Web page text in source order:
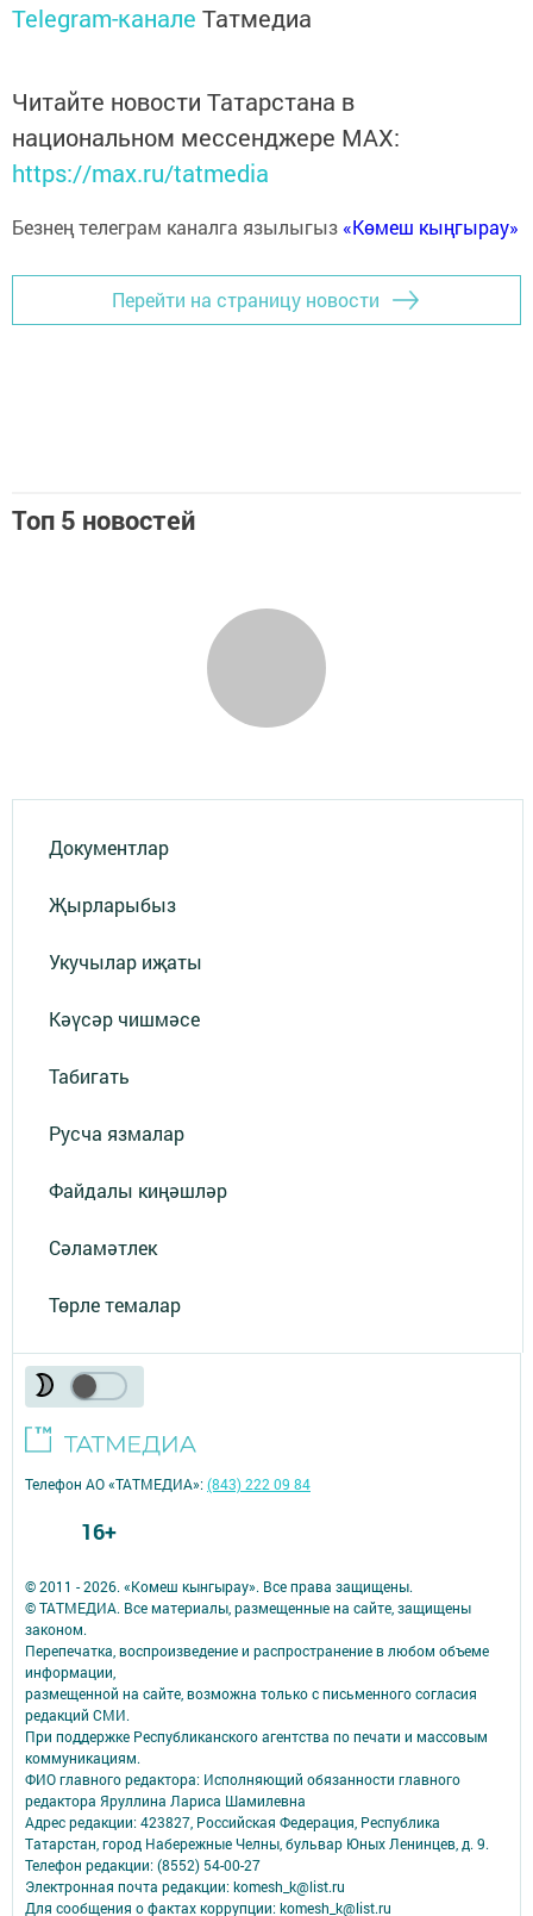
Telegram-канале Татмедиа
Читайте новости Татарстана в
национальном мессенджере MАХ:
https://max.ru/tatmedia
Безнең телеграм каналга язылыгыз «Көмеш кыңгырау»
Перейти на страницу новости
Топ 5 новостей
Документлар
Җырларыбыз
Укучылар иҗаты
Кәүсәр чишмәсе
Табигать
Русча язмалар
Файдалы киңәшләр
Сәламәтлек
Төрле темалар
© 2011 - 2026. «Комеш кынгырау». Все права защищены.
© ТАТМЕДИА. Все материалы, размещенные на сайте, защищены
законом.
Перепечатка, воспроизведение и распространение в любом объеме
информации,
размещенной на сайте, возможна только с письменного согласия
редакций СМИ.
При поддержке Республиканского агентства по печати и массовым
коммуникациям.
ФИО главного редактора: Исполняющий обязанности главного
редактора Яруллина Лариса Шамилевна
Адрес редакции: 423827, Российская Федерация, Республика
Татарстан, город Набережные Челны, бульвар Юных Ленинцев, д. 9.
Телефон редакции: (8552) 54-00-27
Электронная почта редакции: komesh_k@list.ru
Для сообщения о фактах коррупции: komesh_k@list.ru
Телефон АО «ТАТМЕДИА»:(843) 222 09 84
16+